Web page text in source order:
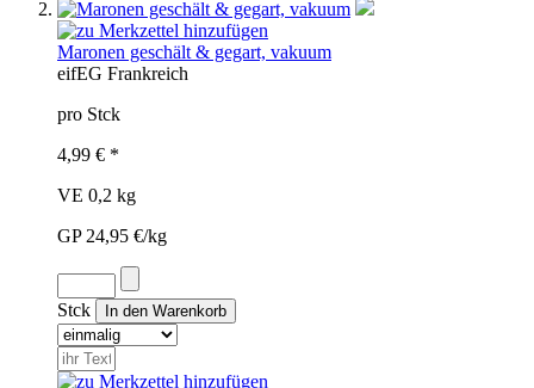
Maronen geschält & gegart, vakuum
eifEG Frankreich
pro Stck
4,99 € *
VE 0,2 kg
GP 24,95 €/kg
Stck